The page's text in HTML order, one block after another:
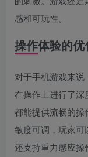
感和可玩性。
操作体验的优
对于手机游戏来
在操作上进行了深
都能提供流畅的操
敏度可调，玩家可
还支持重力感应操